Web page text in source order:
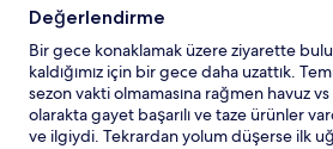
Değerlendirme
Bir gece konaklamak üzere ziyarette
kaldığımız için bir gece daha uzattık.
sezon vakti olmamasına rağmen havuz
olarakta gayet başarılı ve taze ürünler
ve ilgiydi. Tekrardan yolum düşerse ilk